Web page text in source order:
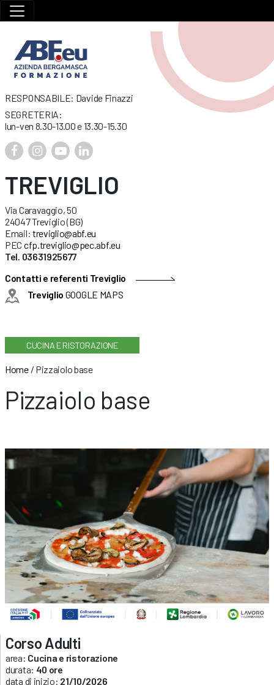
RESPONSABILE: Davide Finazzi
SEGRETERIA:
lun-ven 8.30-13.00 e 13.30-15.30
TREVIGLIO
Via Caravaggio, 50
24047 Treviglio (BG)
Email: treviglio@abf.eu
PEC cfp.treviglio@pec.abf.eu
Tel. 03631925677
Contatti e referenti Treviglio
Treviglio GOOGLE MAPS
CUCINA E RISTORAZIONE
Home/ Pizzaiolo base
Pizzaiolo base
Corso Adulti
area: Cucina e ristorazione
durata: 40 ore
data di inizio: 21/10/2026